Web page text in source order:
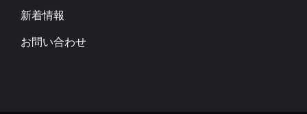
新着情報
お問い合わせ